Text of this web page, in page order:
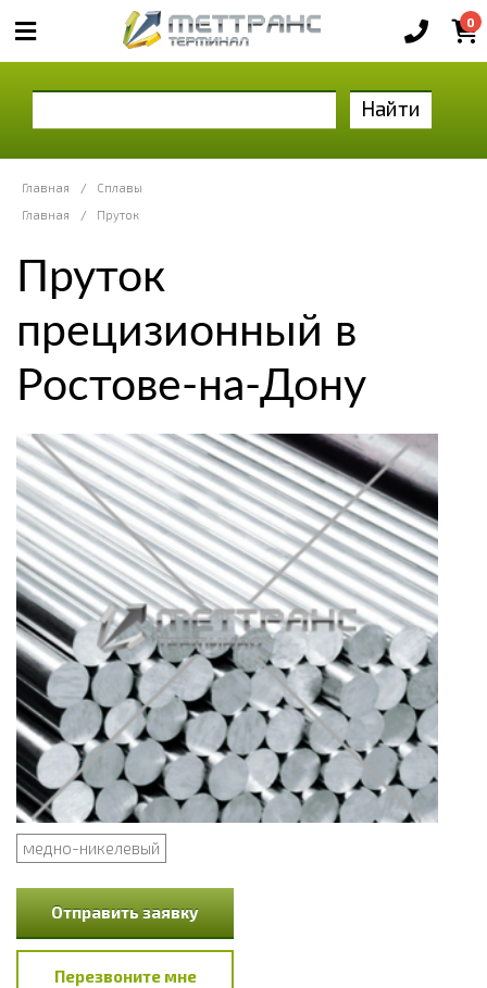
0
Найти
Главная /
Сплавы
Главная
/ Пруток
Пруток
прецизионный в
Ростове-на-Дону
медно-никелевый
Отправить заявку
Перезвоните мне